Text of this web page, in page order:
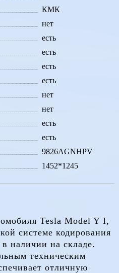
КМК
нет
есть
есть
есть
есть
нет
нет
есть
есть
9826AGNHPV
1452*1245
Tesla Model Y I,
системе кодирования
наличии на складе.
техническим
отличную